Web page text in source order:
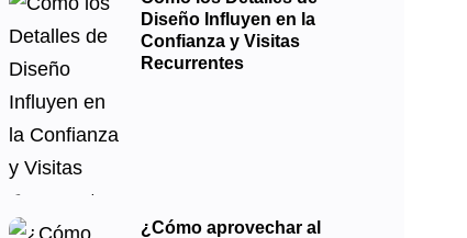
Diseño Influyen en la
Confianza y Visitas
Recurrentes
¿Cómo aprovechar al